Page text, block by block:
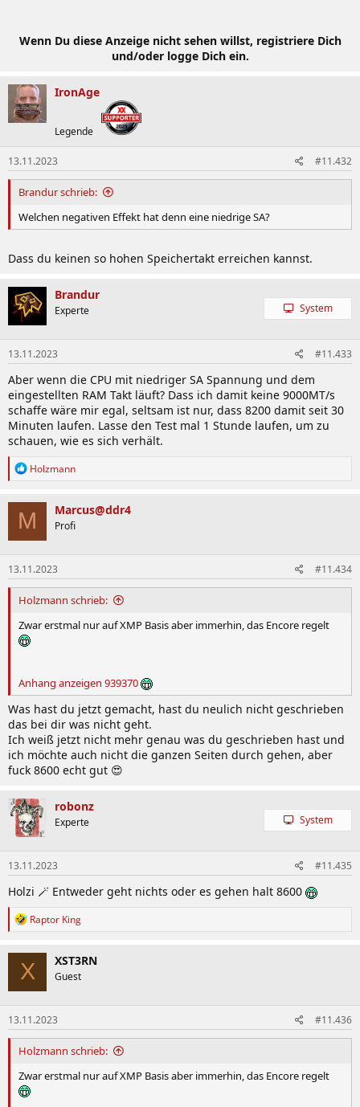
Wenn Du diese Anzeige nicht sehen willst, registriere Dich
und/oder logge Dich ein.
IronAge
Legende
13.11.2023 #11.432
Brandur schrieb:
Welchen negativen Effekt hat denn eine niedrige SA?
Dass du keinen so hohen Speichertakt erreichen kannst.
Brandur
Experte System
13.11.2023 #11.433
Aber wenn die CPU mit niedriger SA Spannung und dem
eingestellten RAM Takt läuft? Dass ich damit keine 9000MT/s
schaffe wäre mir egal, seltsam ist nur, dass 8200 damit seit 30
Minuten laufen. Lasse den Test mal 1 Stunde laufen, um zu
schauen, wie es sich verhält.
R
k
t
o
n
e
n
:
Holzmann
M Marcus@ddr4
Profi
13.11.2023 #11.434
Holzmann schrieb:
Zwar erstmal nur auf XMP Basis aber immerhin, das Encore regelt
Anhang anzeigen 939370
Was hast du jetzt gemacht, hast du neulich nicht geschrieben
das bei dir was nicht geht.
Ich weiß jetzt nicht mehr genau was du geschrieben hast und
ich möchte auch nicht die ganzen Seiten durch gehen, aber
fuck 8600 echt gut 😍
robonz
Experte System
13.11.2023 #11.435
Holzi 🪄 Entweder geht nichts oder es gehen halt 8600
R
k
t
o
n
e
n
:
Raptor King
X XST3RN
Guest
13.11.2023 #11.436
Holzmann schrieb:
Zwar erstmal nur auf XMP Basis aber immerhin, das Encore regelt